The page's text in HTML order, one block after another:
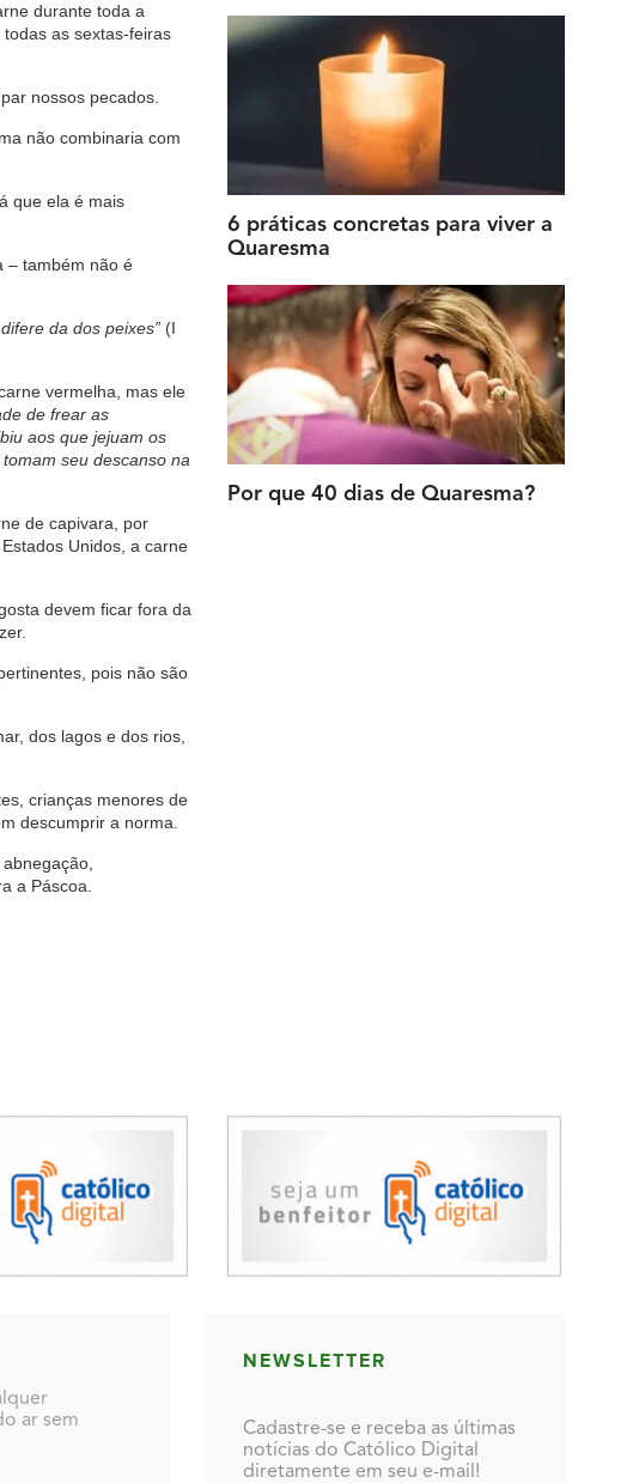
durante toda a
as sextas-feiras
nossos pecados.
não combinaria com
que ela é mais
– também não é
da dos peixes” (I
vermelha, mas ele
de frear as
aos que jejuam os
seu descanso na
de capivara, por
Unidos, a carne
devem ficar fora da
pois não são
dos lagos e dos rios,
crianças menores de
descumprir a norma.
a Páscoa.
6 práticas concretas para viver a
Quaresma
Por que 40 dias de Quaresma?
ar sem
NEWSLETTER
Cadastre-se e receba as últimas
notícias do Católico Digital
diretamente em seu e-mail!